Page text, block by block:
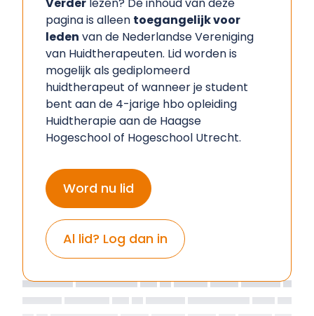
pagina is alleen toegangelijk voor
leden van de Nederlandse Vereniging
van Huidtherapeuten. Lid worden is
mogelijk als gediplomeerd
huidtherapeut of wanneer je student
bent aan de 4-jarige hbo opleiding
Huidtherapie aan de Haagse
Hogeschool of Hogeschool Utrecht.
Word nu lid
Al lid? Log dan in